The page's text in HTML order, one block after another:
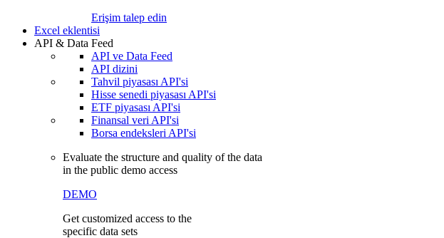
Erişim talep edin
Excel eklentisi
API & Data Feed
API ve Data Feed
API dizini
Tahvil piyasası API'si
Hisse senedi piyasası API'si
ETF piyasası API'si
Finansal veri API'si
Borsa endeksleri API'si
Evaluate the structure and quality of the data
in the public demo access
DEMO
Get customized access to the
specific data sets